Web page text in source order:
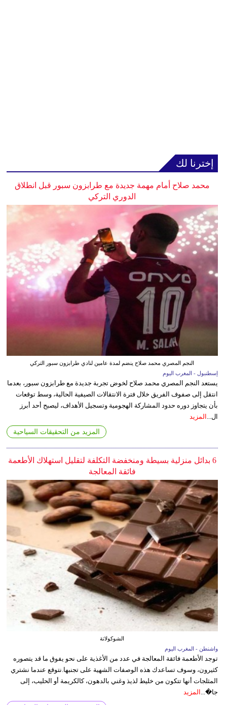
إخترنا لك
محمد صلاح أمام مهمة جديدة مع طرابزون سبور قبل انطلاق
الدوري التركي
النجم المصري محمد صلاح ينضم لمدة عامين لنادي طرابزون سبور التركي
إسطنبول - المغرب اليوم
يستعد النجم المصري محمد صلاح لخوض تجربة جديدة مع طرابزون سبور، بعدما
انتقل إلى صفوف الفريق خلال فترة الانتقالات الصيفية الحالية، وسط توقعات
بأن يتجاوز دوره حدود المشاركة الهجومية وتسجيل الأهداف، ليصبح أحد أبرز
ال... المزيد
المزيد من التحقيقات السياحية
6 بدائل منزلية بسيطة ومنخفضة التكلفة لتقليل استهلاك الأطعمة
فائقة المعالجة
الشوكولاتة
واشنطن - المغرب اليوم
توجد الأطعمة فائقة المعالجة في عدد من الأغذية على نحو يفوق ما قد يتصوره
كثيرون، وسوف تساعدك هذه الوصفات الشهية على تجنبها.نتوقع عندما نشتري
المثلجات أنها تتكون من خليط لذيذ وغني بالدهون، كالكريمة أو الحليب، إلى
جا�... المزيد